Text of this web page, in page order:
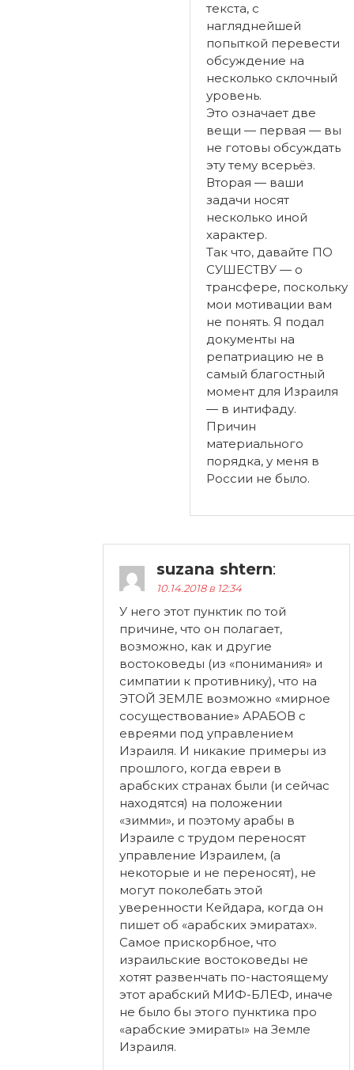
текста, с
нагляднейшей
попыткой перевести
обсуждение на
несколько склочный
уровень.
Это означает две
вещи — первая — вы
не готовы обсуждать
эту тему всерьёз.
Вторая — ваши
задачи носят
несколько иной
характер.
Так что, давайте ПО
СУШЕСТВУ — о
трансфере, поскольку
мои мотивации вам
не понять. Я подал
документы на
репатриацию не в
самый благостный
момент для Израиля
— в интифаду.
Причин
материального
порядка, у меня в
России не было.
suzana shtern:
10.14.2018 в 12:34
У него этот пунктик по той
причине, что он полагает,
возможно, как и другие
востоковеды (из «понимания» и
симпатии к противнику), что на
ЭТОЙ ЗЕМЛЕ возможно «мирное
сосуществование» АРАБОВ с
евреями под управлением
Израиля. И никакие примеры из
прошлого, когда евреи в
арабских странах были (и сейчас
находятся) на положении
«зимми», и поэтому арабы в
Израиле с трудом переносят
управление Израилем, (а
некоторые и не переносят), не
могут поколебать этой
уверенности Кейдара, когда он
пишет об «арабских эмиратах».
Самое прискорбное, что
израильские востоковеды не
хотят развенчать по-настоящему
этот арабский МИФ-БЛЕФ, иначе
не было бы этого пунктика про
«арабские эмираты» на Земле
Израиля.